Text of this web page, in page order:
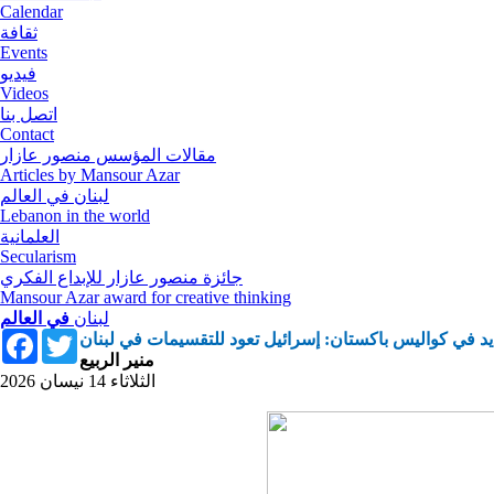
Calendar
ثقافة
Events
فيديو
Videos
اتصل بنا
Contact
مقالات المؤسس منصور عازار
Articles by Mansour Azar
لبنان في العالم
Lebanon in the world
العلمانية
Secularism
جائزة منصور عازار للإبداع الفكري
Mansour Azar award for creative thinking
لبنان في العالم
Facebook
Twitter
في كواليس باكستان: إسرائيل تعود للتقسيمات في لبنان
منير الربيع
الثلاثاء 14 نيسان 2026